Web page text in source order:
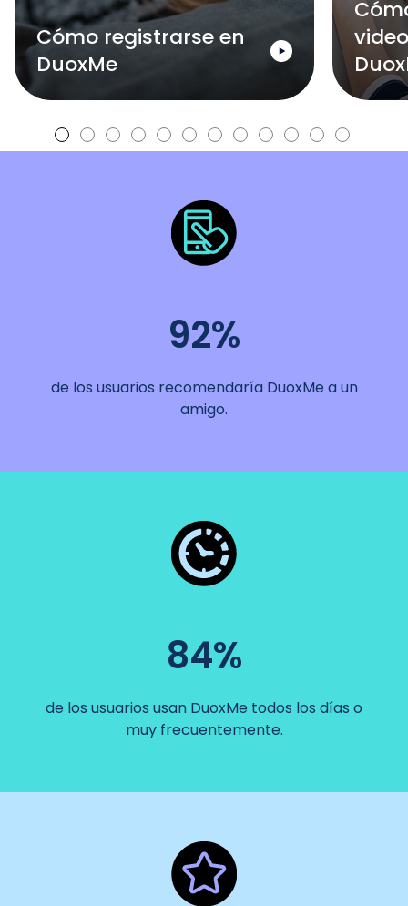
Cómo registrarse en
DuoxMe
92%
de los usuarios recomendaría DuoxMe a un
amigo.
84%
de los usuarios usan DuoxMe todos los días o
muy frecuentemente.